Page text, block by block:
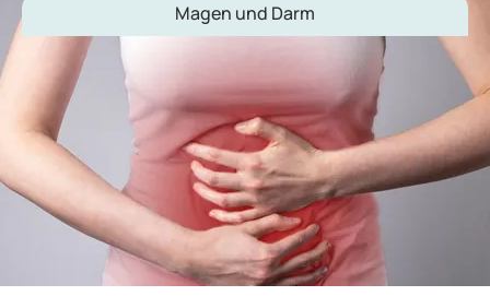
Magen und Darm